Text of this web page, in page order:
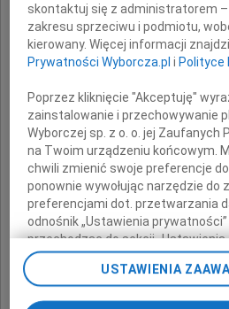
Msza święta
9 maja 2022
w
przy
Po mszy nastąpi
gdzie o
wyruszy
skontaktuj się z administratorem
zakresu sprzeciwu i podmiotu,
kierowany. Więcej informacji
Prywatności Wyborcza.pl i Polityce
Poprzez kliknięcie "Akceptuję"
zainstalowanie i przechowywanie
Wyborczej sp. z o. o. jej Zaufanych
na Twoim urządzeniu końcowym.
chwili zmienić swoje preferencje
ponownie wywołując narzędzie do
preferencjami dot. przetwarzania
odnośnik „Ustawienia
przechodząc do sekcji „Ustawienia
Zmiana ustawień plików cookie
pomocą ustawień przeglądarki.
USTAWIENIA